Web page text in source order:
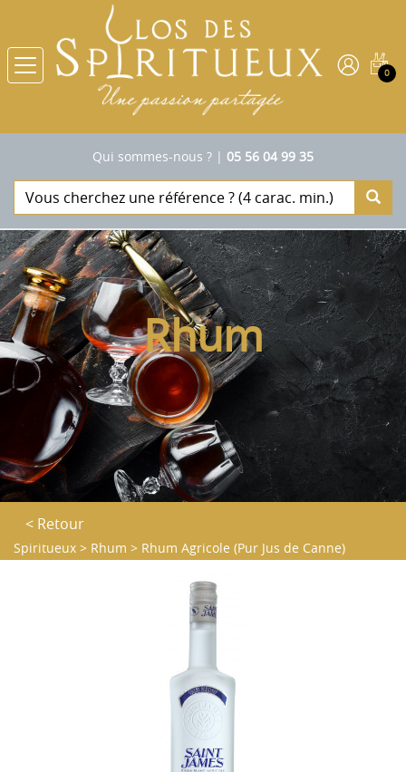
0
Qui sommes-nous ? | 05 56 04 99 35
Rhum
< Retour
Spiritueux > Rhum > Rhum Agricole (Pur Jus de Canne)